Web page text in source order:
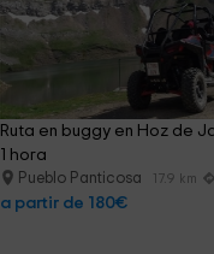
Ruta en buggy en Hoz de
1 hora
Pueblo Panticosa 17.9 km
a partir de 180€